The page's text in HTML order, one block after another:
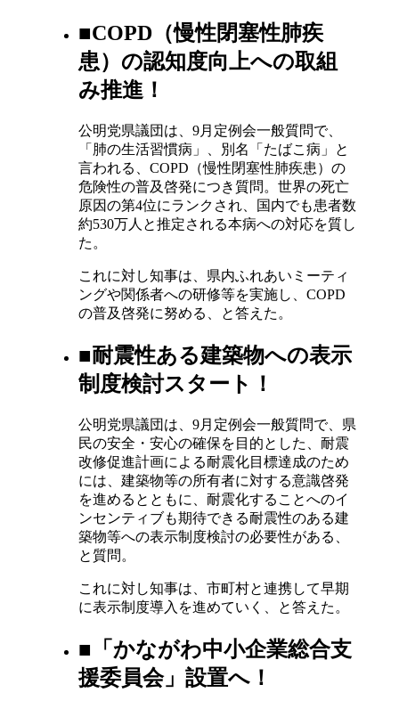
■COPD（慢性閉塞性肺疾
患）の認知度向上への取組
み推進！
公明党県議団は、9月定例会一般質問で、
「肺の生活習慣病」、別名「たばこ病」と
言われる、COPD（慢性閉塞性肺疾患）の
危険性の普及啓発につき質問。世界の死亡
原因の第4位にランクされ、国内でも患者数
約530万人と推定される本病への対応を質し
た。
これに対し知事は、県内ふれあいミーティ
ングや関係者への研修等を実施し、COPD
の普及啓発に努める、と答えた。
■耐震性ある建築物への表示
制度検討スタート！
公明党県議団は、9月定例会一般質問で、県
民の安全・安心の確保を目的とした、耐震
改修促進計画による耐震化目標達成のため
には、建築物等の所有者に対する意識啓発
を進めるとともに、耐震化することへのイ
ンセンティブも期待できる耐震性のある建
築物等への表示制度検討の必要性がある、
と質問。
これに対し知事は、市町村と連携して早期
に表示制度導入を進めていく、と答えた。
■「かながわ中小企業総合支
援委員会」設置へ！